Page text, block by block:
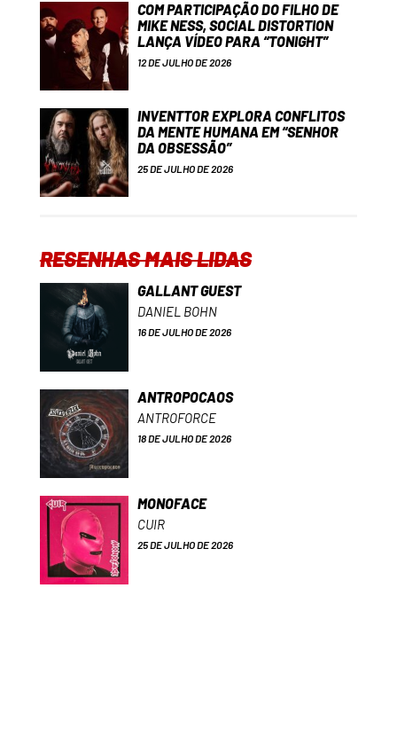
COM PARTICIPAÇÃO DO FILHO DE
MIKE NESS, SOCIAL DISTORTION
LANÇA VÍDEO PARA “TONIGHT”
12 DE JULHO DE 2026
INVENTTOR EXPLORA CONFLITOS
DA MENTE HUMANA EM “SENHOR
DA OBSESSÃO”
25 DE JULHO DE 2026
RESENHAS MAIS LIDAS
GALLANT GUEST
DANIEL BOHN
16 DE JULHO DE 2026
ANTROPOCAOS
ANTROFORCE
18 DE JULHO DE 2026
MONOFACE
CUIR
25 DE JULHO DE 2026